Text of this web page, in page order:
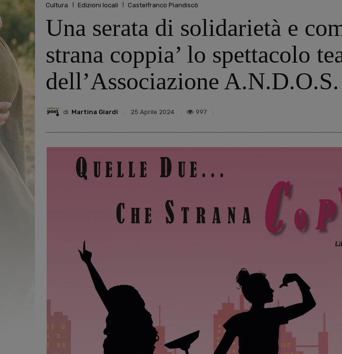
Cultura Edizioni locali Castelfranco Piandiscò
Una serata di solidarietà e
strana coppia’ lo spettacolo
dell’Associazione A.N.D.O.S.
di Martina Giardi 25 Aprile 2024 997